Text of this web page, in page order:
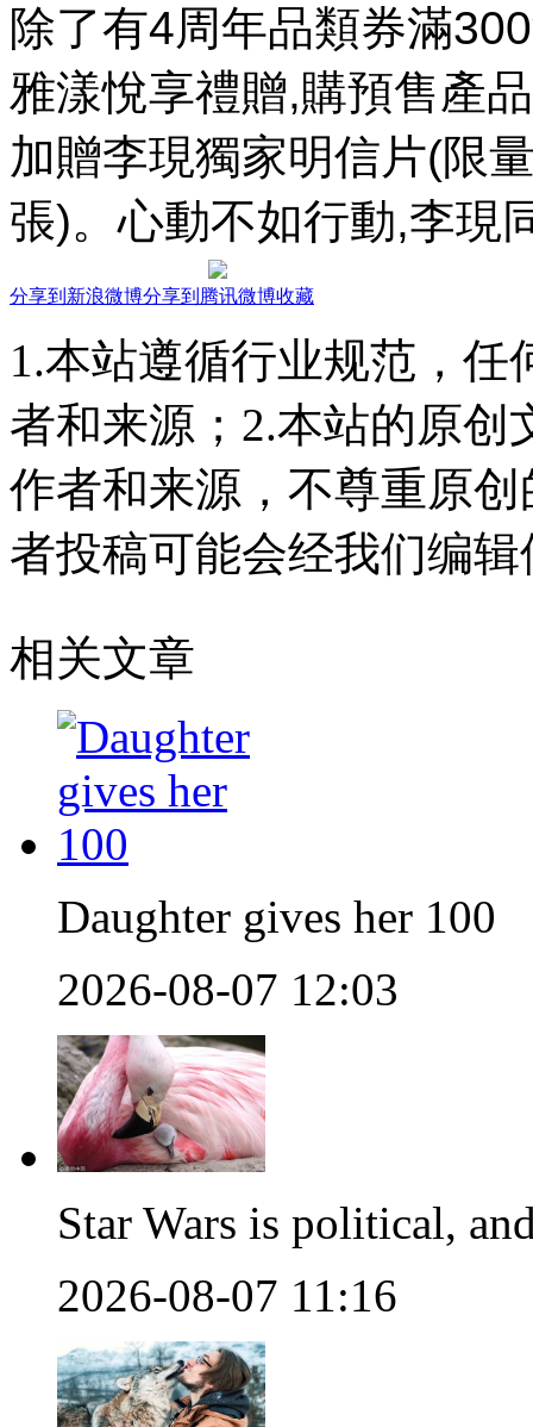
除了有4周年品類券滿
雅漾悅享禮贈,購預售產
加贈李現獨家明信片(限
張)。心動不如行動,李
分享到新浪微博分享到腾讯微博收藏
1.本站遵循行业规范，
者和来源；2.本站的原
作者和来源，不尊重原
者投稿可能会经我们编
相关文章
Daughter gives her 100
2026-08-07 12:03
Star Wars is political,
2026-08-07 11:16